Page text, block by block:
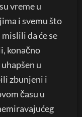
vreme u
i svemu što
da će se
konačno
u
zbunjeni i
času u